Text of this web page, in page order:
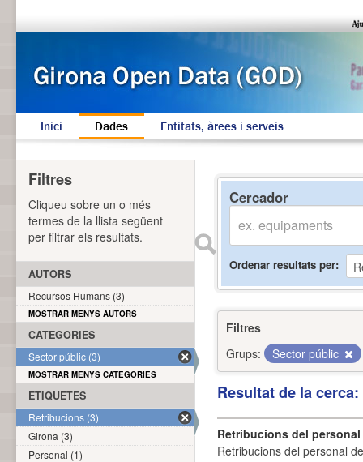
Inici Dades Entitats, àrees i serveis
Cercador
Ordenar resultats per
Filtres
Grups:
Sector públic
Resultat de la
Retribucions del
Retribucions del personal
Filtres
Cliqueu sobre un o més
termes de la llista següent
per filtrar els resultats.
AUTORS
Recursos Humans (3)
MOSTRAR MENYS AUTORS
CATEGORIES
Sector públic (3)
MOSTRAR MENYS CATEGORIES
ETIQUETES
Retribucions (3)
Girona (3)
Personal (1)